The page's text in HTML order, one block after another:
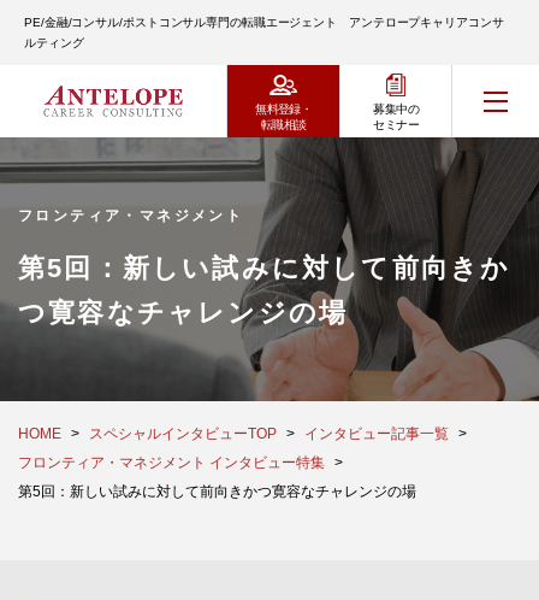
PE/金融/コンサル/ポストコンサル専門の転職エージェント アンテロープキャリアコンサ
ルティング
無料登録・
転職相談
募集中の
セミナー
フロンティア・マネジメント
第5回：新しい試みに対して前向きか
つ寛容なチャレンジの場
HOME スペシャルインタビューTOP
インタビュー記事一覧
フロンティア・マネジメント インタビュー特集
第5回：新しい試みに対して前向きかつ寛容なチャレンジの場